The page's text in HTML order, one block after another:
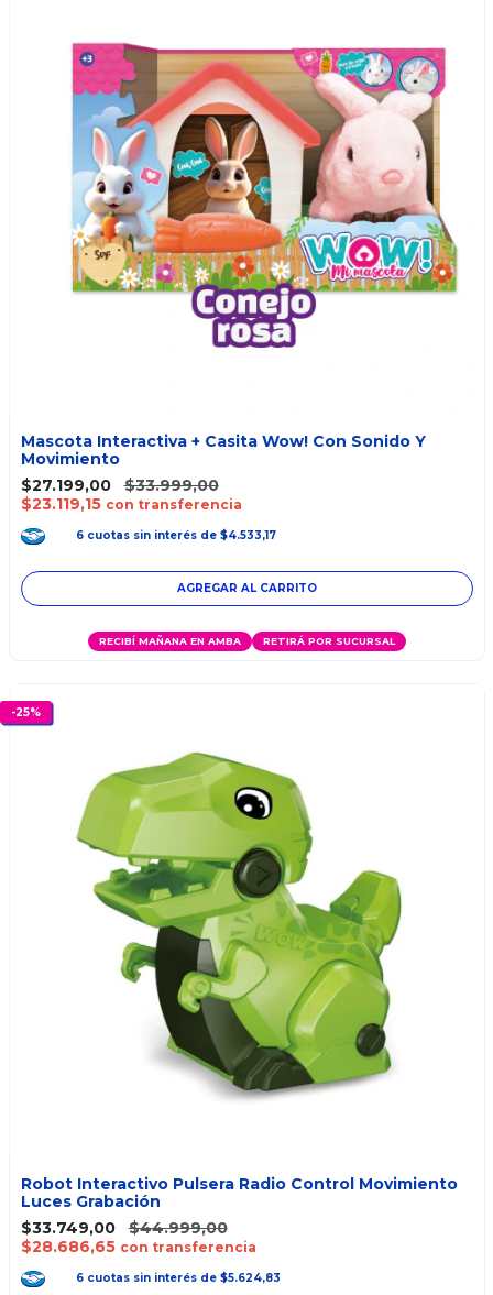
Mascota Interactiva + Casita Wow! Con Sonido Y
Movimiento
$27.199,00
$33.999,00
$23.119,15 con transferencia
6 cuotas sin interés de $4.533,17
AGREGAR AL CARRITO
RECIBÍ MAÑANA EN AMBA RETIRÁ POR SUCURSAL
-25%
Robot Interactivo Pulsera Radio Control Movimiento
Luces Grabación
$33.749,00
$44.999,00
$28.686,65 con transferencia
6 cuotas sin interés de $5.624,83